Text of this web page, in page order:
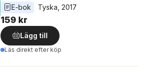
E-bok
Tyska 2017
159 kr
Lägg till
Läs direkt efter köp